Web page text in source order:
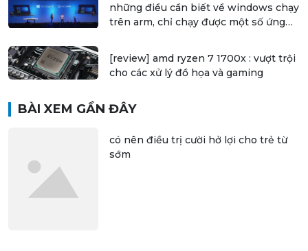
những điều cần biết về windows chạy
trên arm, chỉ chạy được một số ứng
[review] amd ryzen 7 1700x : vượt trội
cho các xử lý đồ họa và gaming
BÀI XEM GẦN ĐÂY
có nên điều trị cười hở lợi cho trẻ từ
sớm